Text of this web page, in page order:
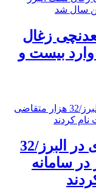
شدن ۲۰ معدنچی زغال
بیست و
کاهش نرخ بیکاری در البرز/32
سامانه